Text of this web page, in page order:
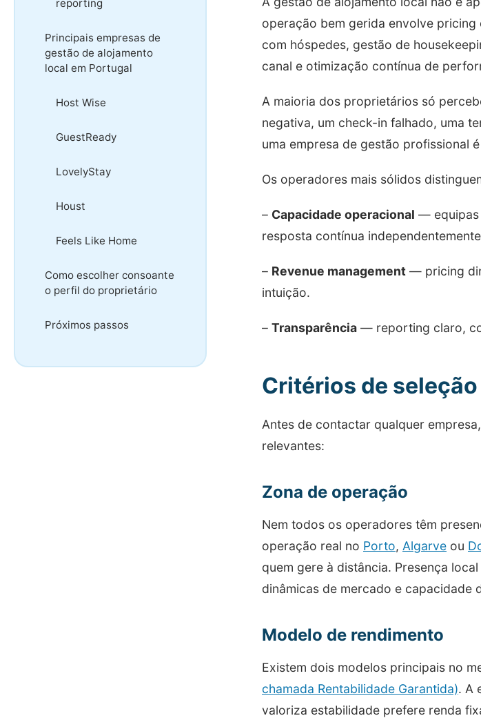
reporting
Principais empresas de
gestão de alojamento
local em Portugal
Host Wise
GuestReady
LovelyStay
Houst
Feels Like Home
Como escolher consoante
o perfil do proprietário
Próximos passos
operação bem gerida envolve
com hóspedes, gestão de
canal e otimização contínua de
A maioria dos proprietários só
negativa, um check-in falhado, uma
uma empresa de gestão profissional
Os operadores mais sólidos
– Capacidade operacional — equipas
resposta contínua
– Revenue management — pricing
intuição.
– Transparência — reporting claro,
Critérios de seleção
Antes de contactar qualquer
relevantes:
Zona de operação
Nem todos os operadores têm
operação real no Porto, Algarve ou
quem gere à distância. Presença
dinâmicas de mercado e capacidade
Modelo de rendimento
Existem dois modelos principais no
chamada Rentabilidade Garantida). A
valoriza estabilidade prefere renda